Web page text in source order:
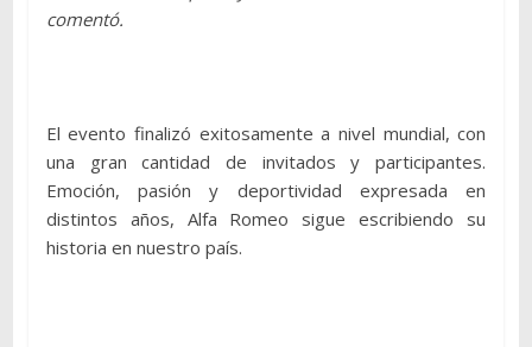
comentó.
El evento finalizó exitosamente a nivel mundial, con
una gran cantidad de invitados y participantes.
Emoción, pasión y deportividad expresada en
distintos años, Alfa Romeo sigue escribiendo su
historia en nuestro país.